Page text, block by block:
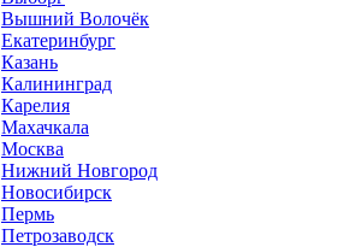
Вышний Волочёк
Екатеринбург
Казань
Калининград
Карелия
Махачкала
Москва
Нижний Новгород
Новосибирск
Пермь
Петрозаводск